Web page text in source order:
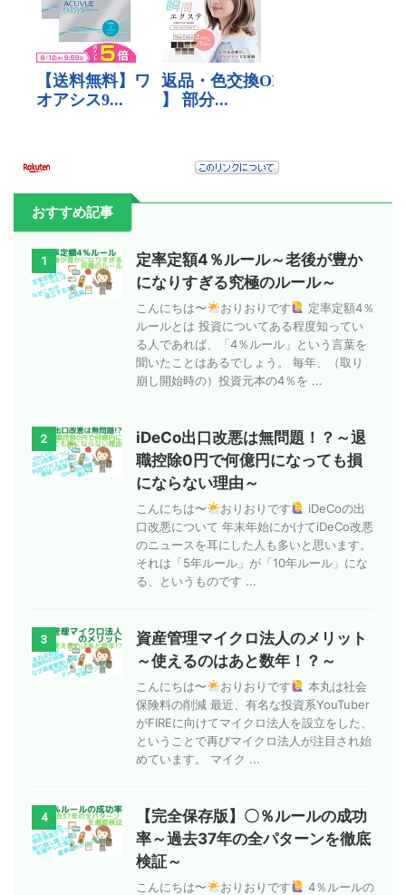
おすすめ記事
1
定率定額4％ルール～老後が豊か
になりすぎる究極のルール～
こんにちは〜 おりおりです
定率定額4％
ルールとは 投資についてある程度知ってい
る人であれば、「4％ルール」という言葉を
聞いたことはあるでしょう。 毎年、（取り
崩し開始時の）投資元本の4％を ...
2
iDeCo出口改悪は無問題！？～退
職控除0円で何億円になっても損
にならない理由～
こんにちは〜 おりおりです
iDeCoの出
口改悪について 年末年始にかけてiDeCo改悪
のニュースを耳にした人も多いと思います。
それは「5年ルール」が「10年ルール」にな
る、というものです ...
3
資産管理マイクロ法人のメリット
～使えるのはあと数年！？～
こんにちは〜 おりおりです
本丸は社会
保険料の削減 最近、有名な投資系YouTuber
がFIREに向けてマイクロ法人を設立をした、
ということで再びマイクロ法人が注目され始
めています。 マイク ...
4
【完全保存版】〇％ルールの成功
率～過去37年の全パターンを徹底
検証～
こんにちは〜 おりおりです 4％ルールの